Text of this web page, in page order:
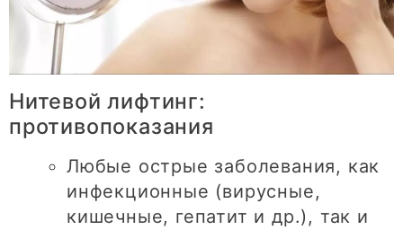
Нитевой лифтинг:
противопоказания
Любые острые заболевания, как
инфекционные (вирусные,
кишечные, гепатит и др.), так и